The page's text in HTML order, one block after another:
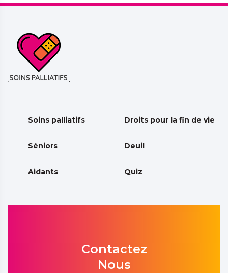
Soins palliatifs Droits pour la fin de vie
Séniors Deuil
Aidants Quiz
Contactez
Nous